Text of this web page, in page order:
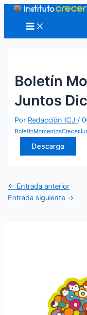
contenido
Main
Menu
Boletín
Juntos
Por Redacción ICJ/
Descarga
Navegación
de
← Entrada anterior
Entrada siguiente →